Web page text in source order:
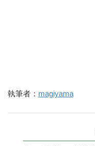
執筆者： magiyama